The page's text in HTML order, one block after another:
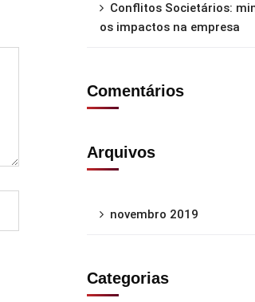
Conflitos Societários:
os impactos na empresa
Comentários
Arquivos
novembro 2019
Categorias